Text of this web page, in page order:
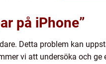
på iPhone”
Detta problem kan
vi att undersöka och ge